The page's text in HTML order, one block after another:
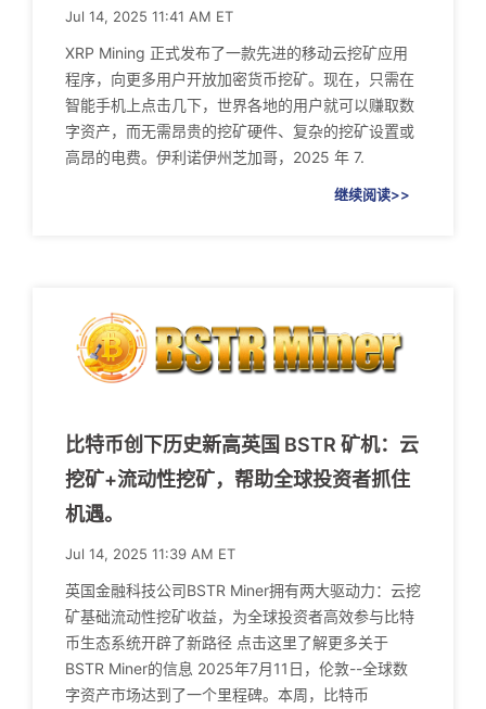
Jul 14, 2025 11:41 AM ET
XRP Mining 正式发布了一款先进的移动云挖矿应用
程序，向更多用户开放加密货币挖矿。现在，只需在
智能手机上点击几下，世界各地的用户就可以赚取数
字资产，而无需昂贵的挖矿硬件、复杂的挖矿设置或
高昂的电费。伊利诺伊州芝加哥，2025 年 7.
继续阅读>>
比特币创下历史新高英国 BSTR 矿机：云
挖矿+流动性挖矿，帮助全球投资者抓住
机遇。
Jul 14, 2025 11:39 AM ET
英国金融科技公司BSTR Miner拥有两大驱动力：云挖
矿基础流动性挖矿收益，为全球投资者高效参与比特
币生态系统开辟了新路径 点击这里了解更多关于
BSTR Miner的信息 2025年7月11日，伦敦--全球数
字资产市场达到了一个里程碑。本周，比特币